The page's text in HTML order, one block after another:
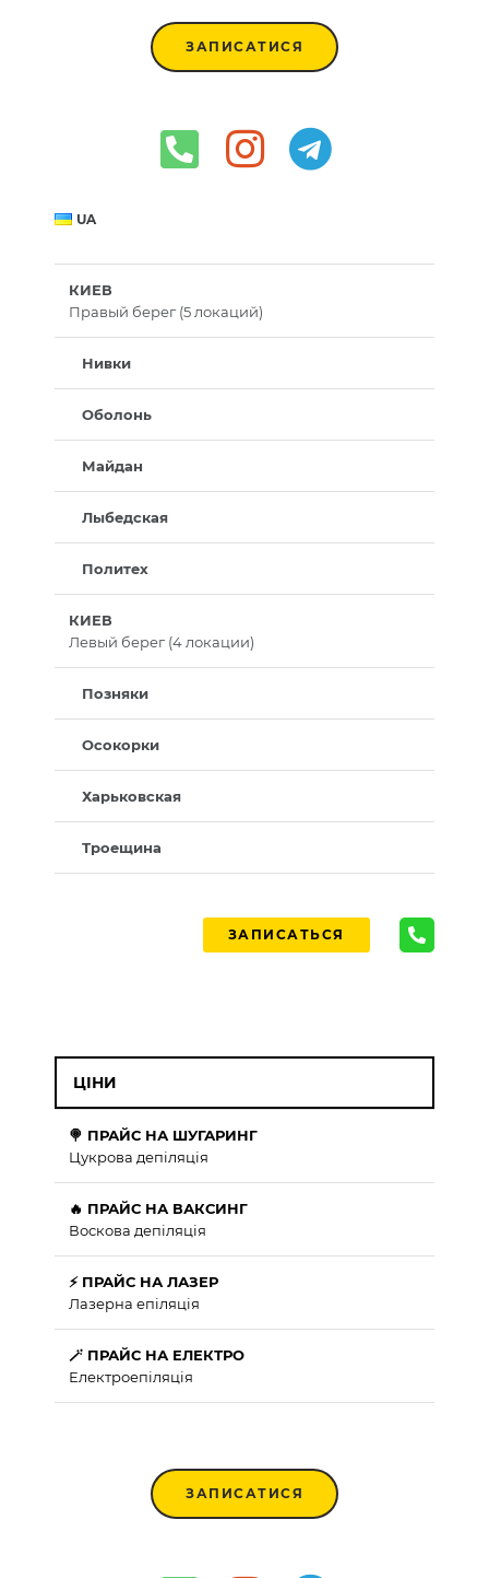
ЗАПИСАТИСЯ
UA
КИЕВ
Правый берег (5 локаций)
Нивки
Оболонь
Майдан
Лыбедская
Политех
КИЕВ
Левый берег (4 локации)
Позняки
Осокорки
Харьковская
Троещина
ЗАПИСАТЬСЯ
ЦІНИ
🍭 ПРАЙС НА ШУГАРИНГ
Цукрова депіляція
🔥 ПРАЙС НА ВАКСИНГ
Воскова депіляція
⚡ ПРАЙС НА ЛАЗЕР
Лазерна епіляція
🪄 ПРАЙС НА ЕЛЕКТРО
Електроепіляція
ЗАПИСАТИСЯ